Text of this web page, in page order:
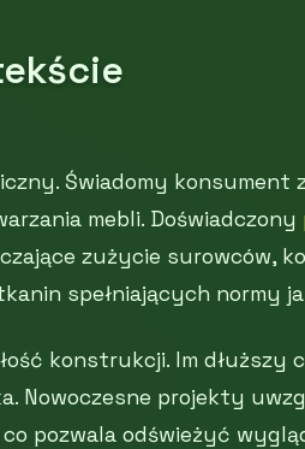
Świadomy konsument
mebli. Doświadczony
zużycie surowców,
spełniających normy
konstrukcji. Im dłuższy
Nowoczesne projekty
pozwala odświeżyć